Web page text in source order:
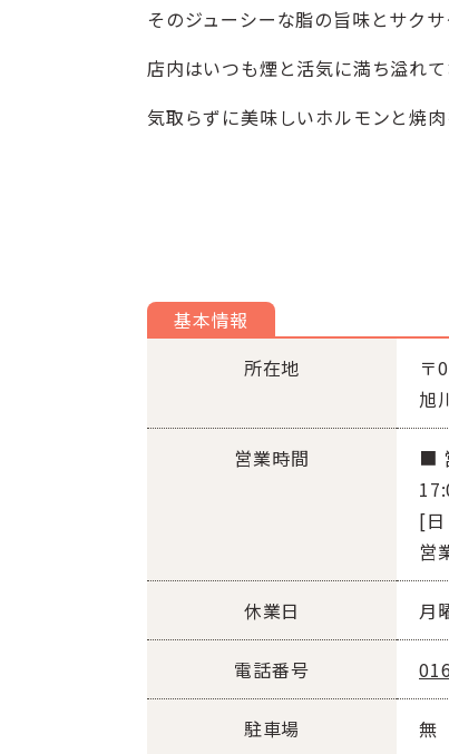
そのジューシーな脂の旨味とサク
店内はいつも煙と活気に満ち溢れ
気取らずに美味しいホルモンと焼
基本情報
所在地
〒
旭
営業時間
■
[
営
休業日 月
電話番号
駐車場 無